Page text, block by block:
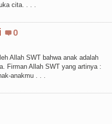
cita. . . .
0
Allah SWT bahwa anak adalah
Firman Allah SWT yang artinya :
anakmu . . .